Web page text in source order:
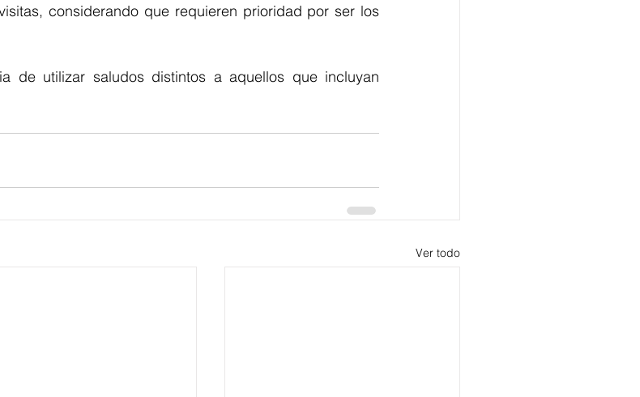
considerando que requieren prioridad por ser los
de utilizar saludos distintos a aquellos que incluyan
Ver todo